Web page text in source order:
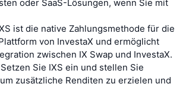
oder SaaS-Lösungen, wenn Sie mit
ist die native Zahlungsmethode für die
von InvestaX und ermöglicht
zwischen IX Swap und InvestaX.
Sie IXS ein und stellen Sie
zusätzliche Renditen zu erzielen und